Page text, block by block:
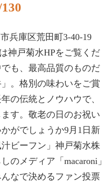
兵庫区荒田町3-40-19
神戸菊水HPをご覧くだ
も、最高品質のものだ
。格別の味わいをご賞
の伝統とノウハウで、
す。敬老の日のお祝い
がでしょうか9月1日新
ビーフン」神戸菊水株
のメディア「macaroni」
なで決めるファン投票